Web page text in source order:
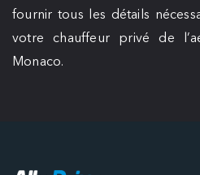
fournir tous les détails
votre chauffeur privé de
Monaco.